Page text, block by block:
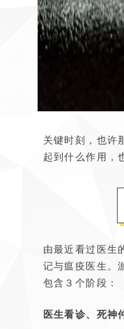
关键时刻，也许
起到什么作用，
由最近看过医生
记与瘟疫医生。
包含３个阶段：
医生看诊、死神